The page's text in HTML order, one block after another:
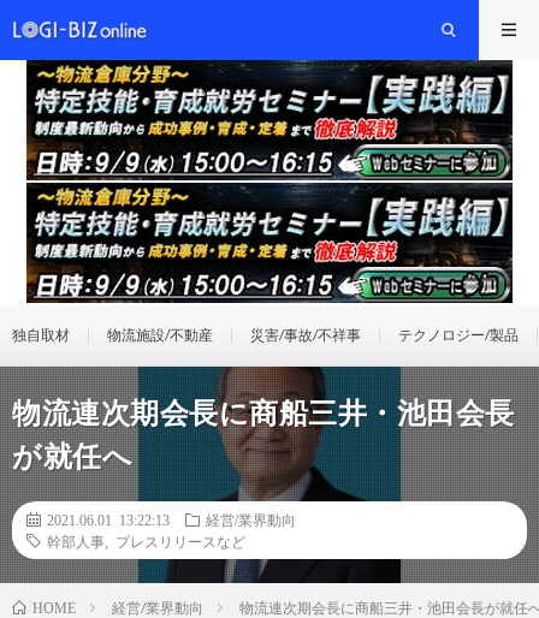
独自取材 物流施設/不動産 災害/事故/不祥事 テクノロジー/製品
物流連次期会長に商船三井・池田会長
が就任へ
2021.06.01 13:22:13
経営/業界動向
幹部人事
プレスリリースなど
HOME 経営/業界動向 物流連次期会長に商船三井・池田会長が就任